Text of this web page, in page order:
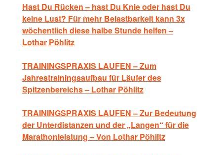
Hast Du Rücken – hast Du Knie oder hast Du
keine Lust? Für mehr Belastbarkeit kann 3x
wöchentlich diese halbe Stunde helfen –
Lothar Pöhlitz
TRAININGSPRAXIS LAUFEN – Zum
Jahrestrainingsaufbau für Läufer des
Spitzenbereichs – Lothar Pöhlitz
TRAININGSPRAXIS LAUFEN – Zur Bedeutung
der Unterdistanzen und der „Langen“ für die
Marathonleistung – Von Lothar Pöhlitz